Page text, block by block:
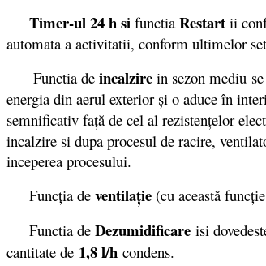
Timer-ul 24 h si functia Restart ii
automata a activitatii, conform ultimelor
Functia de incalzire in sezon mediu
energia din aerul exterior şi o aduce în
semnificativ faţă de cel al rezistenţelor
incalzire si dupa procesul de racire,
inceperea procesului.
Funcţia de ventilaţie (cu această
Functia de Dezumidificare isi
cantitate de 1,8 l/h condens.